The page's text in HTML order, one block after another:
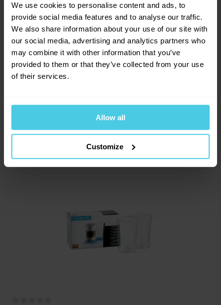
We use cookies to personalise content and ads, to
provide social media features and to analyse our traffic.
We also share information about your use of our site with
our social media, advertising and analytics partners who
may combine it with other information that you’ve
provided to them or that they’ve collected from your use
of their services.
Allow all
Customize
Sklenice na espresso La Cafetière Jack,
dvoustěnné - 4 ks